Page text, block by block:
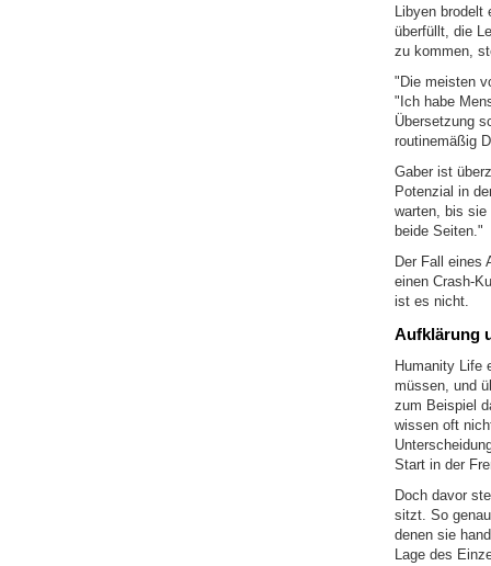
Libyen brodelt
überfüllt, die
zu kommen,
"Die meisten
"Ich habe
Übersetzung
routinemäßig
Gaber ist
Potenzial in
warten, bis sie
beide Seiten."
Der Fall eines
einen Crash-
ist es nicht.
Aufklärung
Humanity Life
müssen, und
zum Beispiel
wissen oft
Start in der
Doch davor
sitzt. So
denen sie
Lage des